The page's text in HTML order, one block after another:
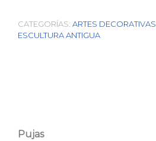
CATEGORÍAS: ARTES DECORATIVAS
ESCULTURA ANTIGUA
Pujas